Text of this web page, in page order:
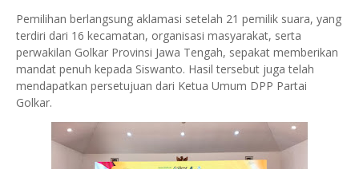
Pemilihan berlangsung aklamasi setelah 21 pemilik suara, yang
terdiri dari 16 kecamatan, organisasi masyarakat, serta
perwakilan Golkar Provinsi Jawa Tengah, sepakat memberikan
mandat penuh kepada Siswanto. Hasil tersebut juga telah
mendapatkan persetujuan dari Ketua Umum DPP Partai
Golkar.